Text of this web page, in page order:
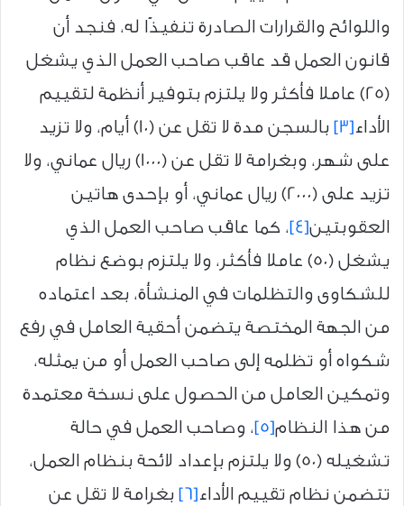
واللوائح والقرارات الصادرة تنفيذًا له، فنجد أن
قانون العمل قد عاقب صاحب العمل الذي يشغل
(25) عاملا فأكثر ولا يلتزم بتوفير أنظمة لتقييم
الأداء[3]
بالسجن مدة لا تقل عن (10) أيام، ولا تزيد
على شهر، وبغرامة لا تقل عن (1000) ريال عماني، ولا
تزيد على (2000) ريال عماني، أو بإحدى هاتين
العقوبتين[4]
، كما عاقب صاحب العمل الذي
يشغل (50) عاملا فأكثر، ولا يلتزم بوضع نظام
للشكاوى والتظلمات في المنشأة، بعد اعتماده
من الجهة المختصة يتضمن أحقية العامل في رفع
شكواه أو تظلمه إلى صاحب العمل أو من يمثله،
وتمكين العامل من الحصول على نسخة معتمدة
من هذا النظام[5]
، وصاحب العمل في حالة
تشغيله (50) ولا يلتزم بإعداد لائحة بنظام العمل،
تتضمن نظام تقييم الأداء[6]
بغرامة لا تقل عن